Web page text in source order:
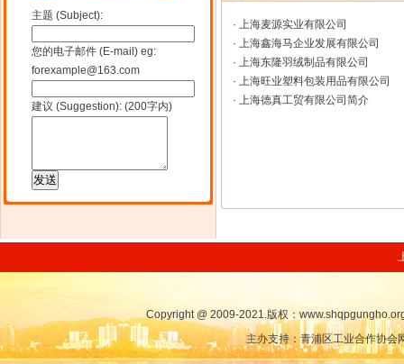
主题 (Subject):
您的电子邮件 (E-mail) eg:
forexample@163.com
建议 (Suggestion): (200字内)
· 上海麦源实业有限公司
· 上海鑫海马企业发展有限公司
· 上海东隆羽绒制品有限公司
· 上海旺业塑料包装用品有限公司
· 上海德真工贸有限公司简介
Copyright @ 2009-2021.版权：
主办支持：青浦区工业合作协